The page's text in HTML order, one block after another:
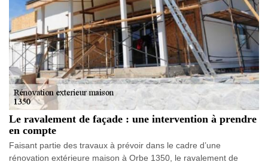
Le ravalement de façade : une intervention à prendre
en compte
Faisant partie des travaux à prévoir dans le cadre d’une
rénovation extérieure maison à Orbe 1350, le ravalement de